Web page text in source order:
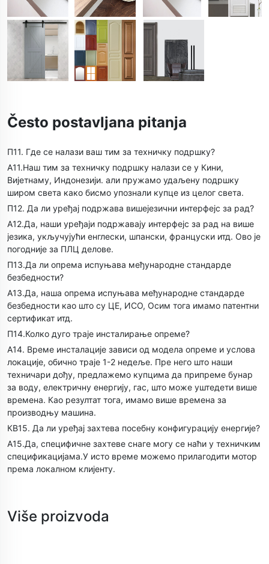
Često postavljana pitanja
П11. Где се налази ваш тим за техничку подршку?
А11.Наш тим за техничку подршку налази се у Кини,
Вијетнаму, Индонезији. али пружамо удаљену подршку
широм света како бисмо упознали купце из целог света.
П12. Да ли уређај подржава вишејезични интерфејс за рад?
А12.Да, наши уређаји подржавају интерфејс за рад на више
језика, укључујући енглески, шпански, француски итд. Ово је
погодније за ПЛЦ делове.
П13.Да ли опрема испуњава међународне стандарде
безбедности?
А13.Да, наша опрема испуњава међународне стандарде
безбедности као што су ЦЕ, ИСО, Осим тога имамо патентни
сертификат итд.
П14.Колко дуго траје инсталирање опреме?
А14. Време инсталације зависи од модела опреме и услова
локације, обично траје 1-2 недеље. Пре него што наши
техничари дођу, предлажемо купцима да припреме бунар
за воду, електричну енергију, гас, што може уштедети више
времена. Као резултат тога, имамо више времена за
производњу машина.
КВ15. Да ли уређај захтева посебну конфигурацију енергије?
А15.Да, специфичне захтеве снаге могу се наћи у техничким
спецификацијама.У исто време можемо прилагодити мотор
према локалном клијенту.
Više proizvoda